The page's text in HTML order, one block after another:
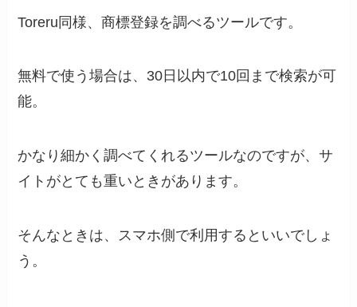
Toreru同様、商標登録を調べるツールです。
無料で使う場合は、30日以内で10回まで検索が可
能。
かなり細かく調べてくれるツールなのですが、サ
イトがとても重いときがあります。
そんなときは、スマホ側で利用するといいでしょ
う。